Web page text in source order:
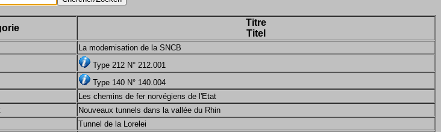
Titre
Titel
La modernisation de la SNCB
Type 212 N° 212.001
Type 140 N° 140.004
Les chemins de fer norvégiens de l'Etat
Nouveaux tunnels dans la vallée du Rhin
Tunnel de la Lorelei